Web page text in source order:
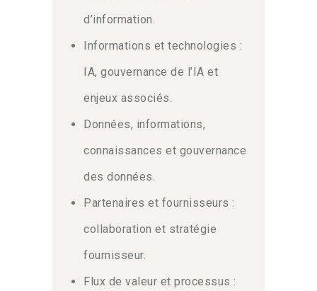
d’information.
Informations et technologies :
IA, gouvernance de l’IA et
enjeux associés.
Données, informations,
connaissances et gouvernance
des données.
Partenaires et fournisseurs :
collaboration et stratégie
fournisseur.
Flux de valeur et processus :